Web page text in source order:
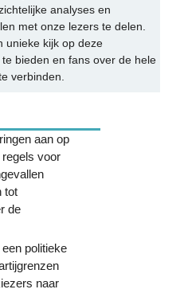
analyses en
met onze lezers te delen.
unieke kijk op deze
bieden en fans over de hele
verbinden.
aan op
voor
tot
de
politieke
naar